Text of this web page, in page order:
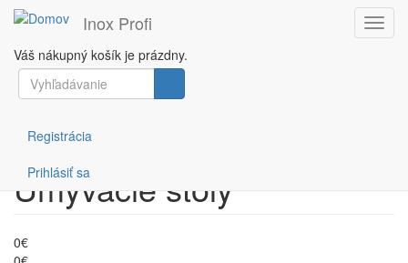
Skočiť
hlavný
Inox Profi
Váš nákupný košík je prázdny.
Vyhľadávanie
Registrácia
Prihlásiť sa
Filtruj podľa ceny
Umývacie stoly
0€